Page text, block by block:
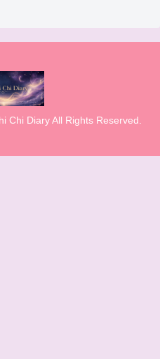
Chi Diary All Rights Reserved.